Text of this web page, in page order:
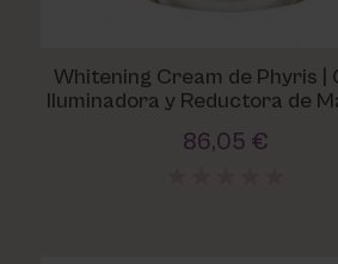
Whitening Cream de Phyris |
Iluminadora y Reductora de
86,05 €